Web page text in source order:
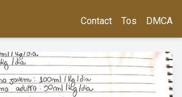
Contact Tos DMCA